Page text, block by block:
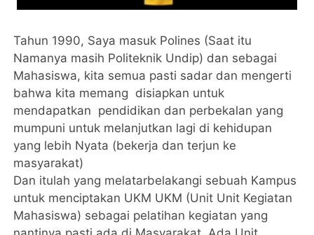
Tahun 1990, Saya masuk Polines (Saat itu
Namanya masih Politeknik Undip) dan sebagai
Mahasiswa, kita semua pasti sadar dan mengerti
bahwa kita memang disiapkan untuk
mendapatkan pendidikan dan perbekalan yang
mumpuni untuk melanjutkan lagi di kehidupan
yang lebih Nyata (bekerja dan terjun ke
masyarakat)
Dan itulah yang melatarbelakangi sebuah Kampus
untuk menciptakan UKM UKM (Unit Unit Kegiatan
Mahasiswa) sebagai pelatihan kegiatan yang